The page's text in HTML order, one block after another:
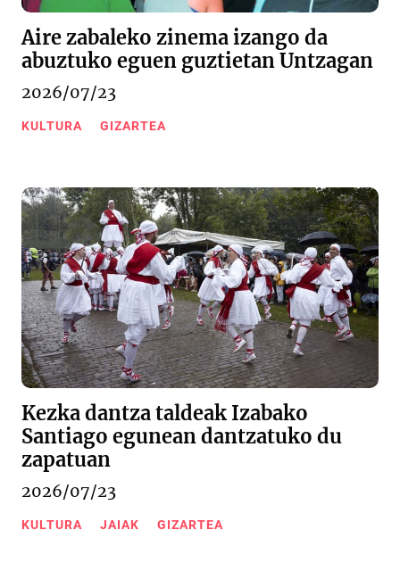
Aire zabaleko zinema izango da
abuztuko eguen guztietan Untzagan
2026/07/23
KULTURA GIZARTEA
Kezka dantza taldeak Izabako
Santiago egunean dantzatuko du
zapatuan
2026/07/23
KULTURA JAIAK GIZARTEA